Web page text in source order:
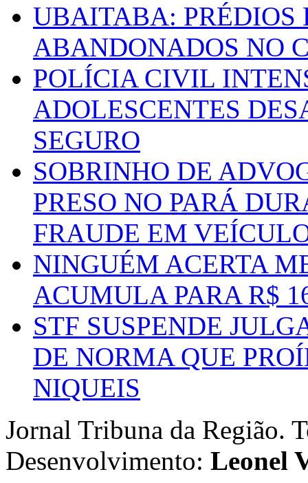
UBAITABA: PRÉDIOS
ABANDONADOS NO
POLÍCIA CIVIL
ADOLESCENTES
SEGURO
SOBRINHO DE
PRESO NO PARÁ
FRAUDE EM
NINGUÉM ACERTA
ACUMULA PARA R$
STF SUSPENDE
DE NORMA QUE
NIQUEIS
Jornal Tribuna da Região.
Desenvolvimento: Leonel